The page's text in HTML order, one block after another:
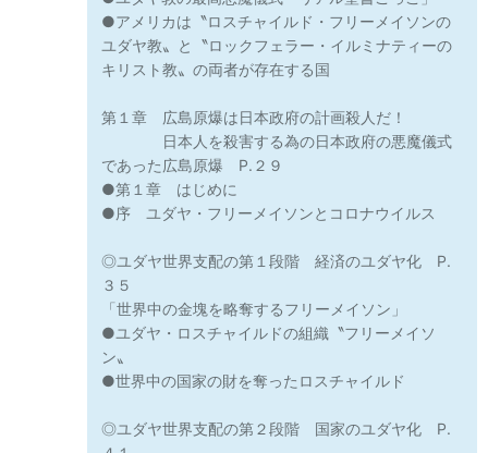
●アメリカは〝ロスチャイルド・フリーメイソンの
ユダヤ教〟と〝ロックフェラー・イルミナティーの
キリスト教〟の両者が存在する国
第１章 広島原爆は日本政府の計画殺人だ！
日本人を殺害する為の日本政府の悪魔儀式
であった広島原爆 P.２９
●第１章 はじめに
●序 ユダヤ・フリーメイソンとコロナウイルス
◎ユダヤ世界支配の第１段階 経済のユダヤ化 P.
３５
「世界中の金塊を略奪するフリーメイソン」
●ユダヤ・ロスチャイルドの組織〝フリーメイソ
ン〟
●世界中の国家の財を奪ったロスチャイルド
◎ユダヤ世界支配の第２段階 国家のユダヤ化 P.